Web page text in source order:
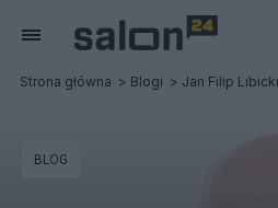
Strona główna Blogi Jan Filip Libicki
BLOG